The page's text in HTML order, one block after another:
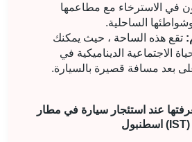
في الاسترخاء مع مطاعمها
الساحلية.
تقع هذه الساحة ، حيث يمكنك
الاجتماعية الديناميكية في
بعد مسافة قصيرة بالسيارة.
عند استئجار سيارة في مطار
اسطنبول (IST)